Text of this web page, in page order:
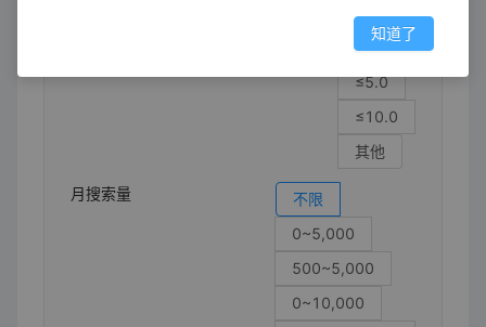
不限
≤1.0
≤5.0
≤10.0
其他
月搜索量
不限
0~5,000
500~5,000
0~10,000
知道了